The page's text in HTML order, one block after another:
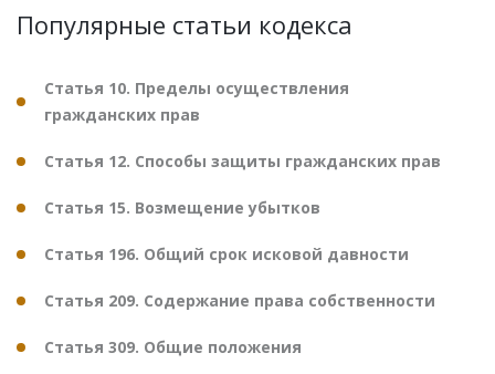
Популярные статьи кодекса
Статья 10. Пределы осуществления
гражданских прав
Статья 12. Способы защиты гражданских прав
Статья 15. Возмещение убытков
Статья 196. Общий срок исковой давности
Статья 209. Содержание права собственности
Статья 309. Общие положения